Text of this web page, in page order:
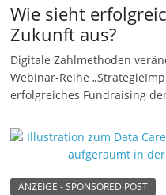
Wie sieht
Zukunft aus?
Digitale Zahlmethoden
Webinar-Reihe
erfolgreiches Fundraising
ANZEIGE - SPONSORED POST